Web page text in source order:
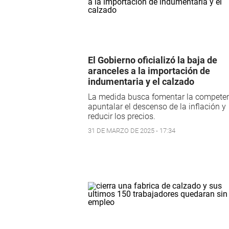
El Gobierno oficializó la baja de
aranceles a la importación de
indumentaria y el calzado
La medida busca fomentar la
apuntalar el descenso de la inflación y
reducir los precios.
31 DE MARZO DE 2025 - 17:34